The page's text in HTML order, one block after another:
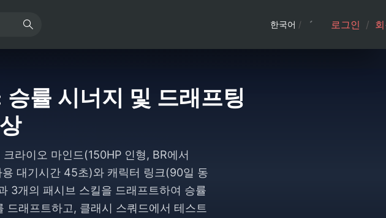
한국어 / 로그인 /
률 시너지 및 드래프팅
라이오 마인드(150HP 인형, BR에서
대기시간 45초)와 캐릭터 링크(90일 동
3개의 패시브 스킬을 드래프트하여 승률
래프트하고, 클래시 스쿼드에서 테스트